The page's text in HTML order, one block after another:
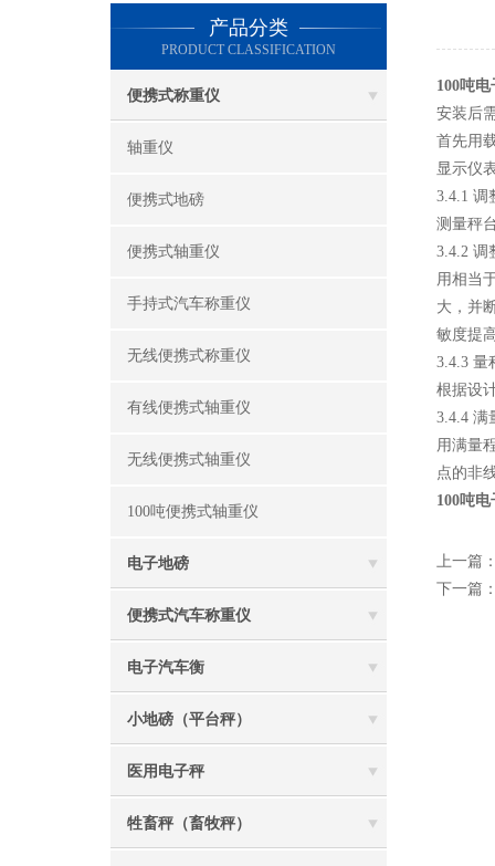
产品分类
PRODUCT CLASSIFICATION
便携式称重仪
轴重仪
便携式地磅
便携式轴重仪
手持式汽车称重仪
无线便携式称重仪
有线便携式轴重仪
无线便携式轴重仪
100吨便携式轴重仪
电子地磅
便携式汽车称重仪
电子汽车衡
小地磅（平台秤）
医用电子秤
牲畜秤（畜牧秤）
100吨
安装后
首先用
显示仪
3.4.1 调
测量秤
3.4.2 调
用相当
大，并
敏度提
3.4.3 量
根据设
3.4.4 满
用满量
点的非
100吨
上一篇
下一篇